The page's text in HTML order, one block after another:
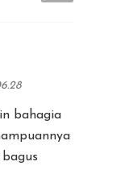
bahagia